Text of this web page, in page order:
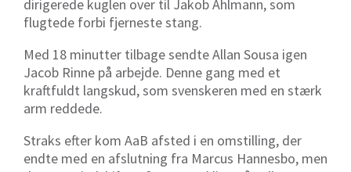
dirigerede kuglen over til Jakob Ahlmann, som
flugtede forbi fjerneste stang.
Med 18 minutter tilbage sendte Allan Sousa igen
Jacob Rinne på arbejde. Denne gang med et
kraftfuldt langskud, som svenskeren med en stærk
arm reddede.
Straks efter kom AaB afsted i en omstilling, der
endte med en afslutning fra Marcus Hannesbo, men